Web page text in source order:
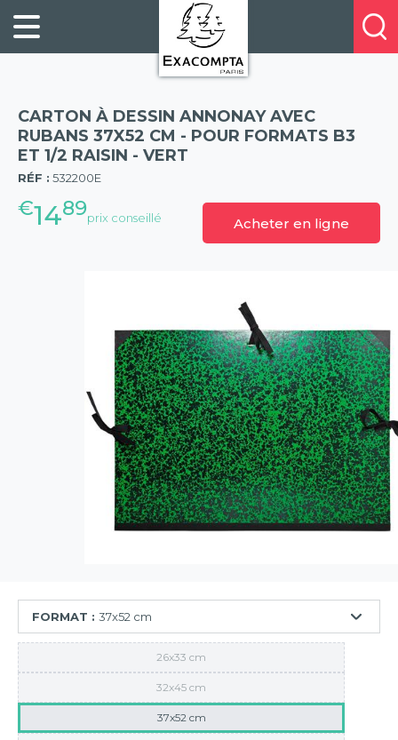
FILING
ORGANISATION
PRESENTATION
BUSINESS
BOOKS
&
PADS
À
PROPOS
NOS
E-
CATALOGUES
POINTS
DE
VENTE
Profitez
de
réduction
sur
la
nouvelle
gamme
CARTON À DESSIN ANNONAY AVEC
RUBANS 37X52 CM - POUR FORMATS B3
ET 1/2 RAISIN - VERT
RÉF : 532200E
€1489prix conseillé Acheter en ligne
(57)
FORMAT : 37x52 cm
26x33 cm
32x45 cm
37x52 cm
Panneau de gestion des cookies